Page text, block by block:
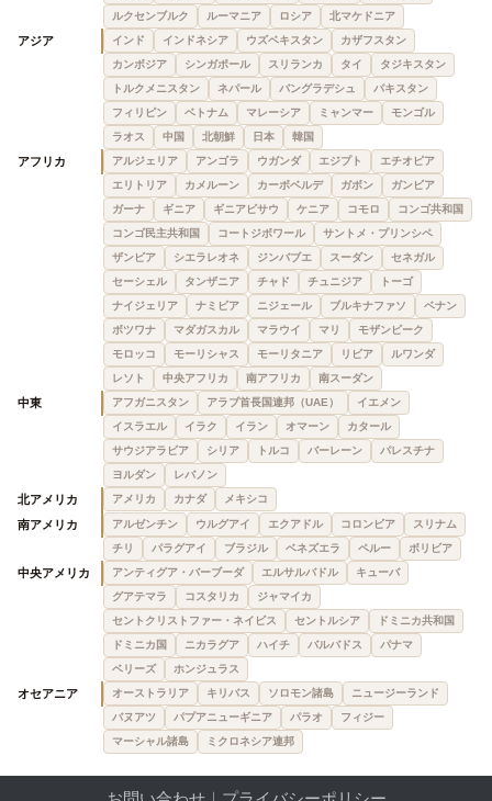
ルクセンブルク
ルーマニア ロシア 北マケドニア
アジア インド インドネシア ウズベキスタン
カザフスタン
カンボジア
シンガポール スリランカ タイ
タジキスタン
トルクメニスタン
ネパール バングラデシュ
パキスタン
フィリピン
ベトナム マレーシア ミャンマー
モンゴル
ラオス
中国 北朝鮮 日本 韓国
アフリカ アルジェリア アンゴラ ウガンダ エジプト
エチオピア
エリトリア
カメルーン カーボベルデ ガボン
ガンビア
ガーナ
ギニア ギニアビサウ ケニア コモロ
コンゴ共和国
コンゴ民主共和国
コートジボワール
サントメ・プリンシペ
ザンビア
シエラレオネ ジンバブエ スーダン
セネガル
セーシェル
タンザニア チャド チュニジア
トーゴ
ナイジェリア
ナミビア ニジェール ブルキナファソ
ベナン
ボツワナ
マダガスカル マラウイ マリ
モザンビーク
モロッコ
モーリシャス モーリタニア リビア
ルワンダ
レソト
中央アフリカ 南アフリカ 南スーダン
中東 アフガニスタン アラブ首長国連邦（UAE）
イエメン
イスラエル
イラク イラン オマーン
カタール
サウジアラビア
シリア トルコ バーレーン
パレスチナ
ヨルダン
レバノン
北アメリカ アメリカ カナダ メキシコ
南アメリカ アルゼンチン ウルグアイ エクアドル コロンビア
スリナム
チリ
パラグアイ ブラジル ベネズエラ ペルー ボリビア
中央アメリカ アンティグア・バーブーダ エルサルバドル
キューバ
グアテマラ
コスタリカ
ジャマイカ
セントクリストファー・ネイビス
セントルシア
ドミニカ共和国
ドミニカ国
ニカラグア ハイチ バルバドス
パナマ
ベリーズ
ホンジュラス
オセアニア オーストラリア キリバス ソロモン諸島
ニュージーランド
バヌアツ
パプアニューギニア パラオ
フィジー
マーシャル諸島
ミクロネシア連邦